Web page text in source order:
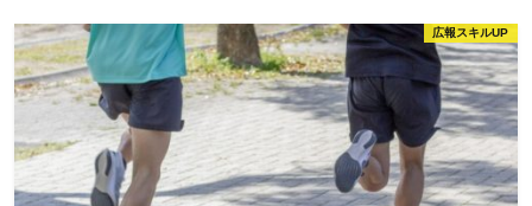
広報スキルUP